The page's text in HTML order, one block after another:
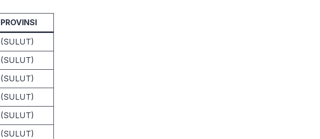
PROVINSI
(SULUT)
(SULUT)
(SULUT)
(SULUT)
(SULUT)
(SULUT)